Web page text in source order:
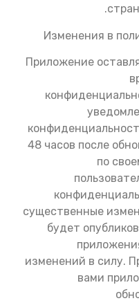
Изменения в
Приложение
48 часов после
по
существенные
будет
изменений в силу.
вами